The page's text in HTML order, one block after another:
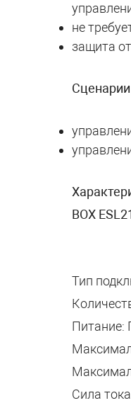
не
защита
BOX
Тип
Питание:
Сила